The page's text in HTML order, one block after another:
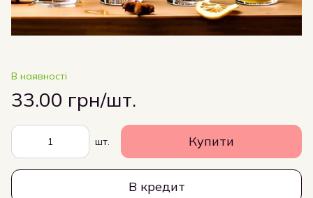
В наявності
33.00 грн/шт.
шт. Купити
В кредит